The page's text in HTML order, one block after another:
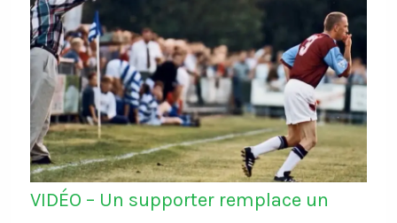
VIDÉO – Un supporter remplace un